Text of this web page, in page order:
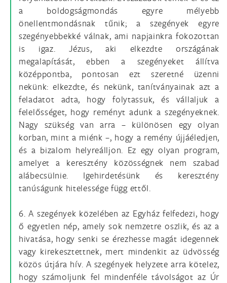
a boldogságmondás egyre mélyebb
önellentmondásnak tűnik; a szegények egyre
szegényebbekké válnak, ami napjainkra fokozottan
is igaz. Jézus, aki elkezdte országának
megalapítását, ebben a szegényeket állítva
középpontba, pontosan ezt szeretné üzenni
nekünk: elkezdte, és nekünk, tanítványainak azt a
feladatot adta, hogy folytassuk, és vállaljuk a
felelősséget, hogy reményt adunk a szegényeknek.
Nagy szükség van arra – különösen egy olyan
korban, mint a miénk –, hogy a remény újjáéledjen,
és a bizalom helyreálljon. Ez egy olyan program,
amelyet a keresztény közösségnek nem szabad
alábecsülnie. Igehirdetésünk és keresztény
tanúságunk hitelessége függ ettől.
6. A szegények közelében az Egyház felfedezi, hogy
ő egyetlen nép, amely sok nemzetre oszlik, és az a
hivatása, hogy senki se érezhesse magát idegennek
vagy kirekesztettnek, mert mindenkit az üdvösség
közös útjára hív. A szegények helyzete arra kötelez,
hogy számoljunk fel mindenféle távolságot az Úr